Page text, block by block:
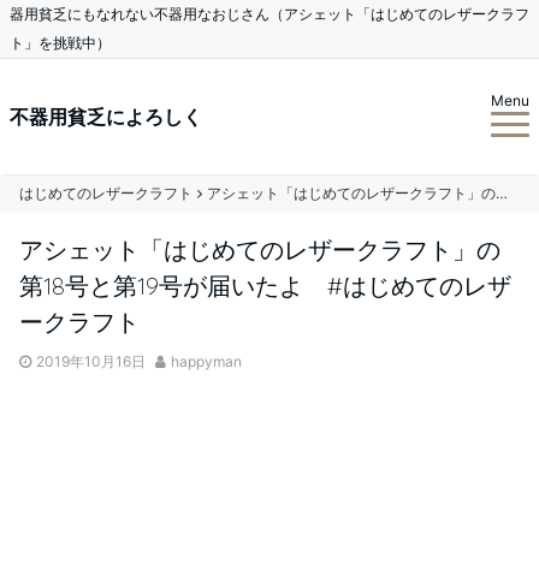
器用貧乏にもなれない不器用なおじさん（アシェット「はじめてのレザークラフ
ト」を挑戦中）
不器用貧乏によろしく
Menu
はじめてのレザークラフト アシェット「はじめてのレザークラフト」の第18号と第19号が届いたよ #はじめてのレザークラフト
アシェット「はじめてのレザークラフト」の
第18号と第19号が届いたよ #はじめてのレザ
ークラフト
2019年10月16日 happyman